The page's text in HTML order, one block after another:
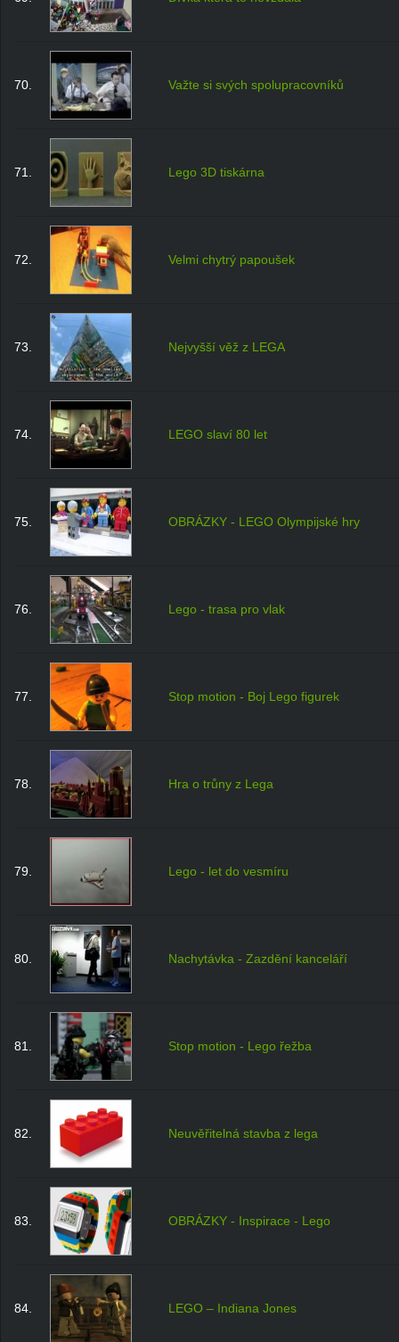
70. Važte si svých spolupracovníků
71. Lego 3D tiskárna
72. Velmi chytrý papoušek
73. Nejvyšší věž z LEGA
74. LEGO slaví 80 let
75. OBRÁZKY - LEGO Olympijské hry
76. Lego - trasa pro vlak
77. Stop motion - Boj Lego figurek
78. Hra o trůny z Lega
79. Lego - let do vesmíru
80. Nachytávka - Zazdění kanceláří
81. Stop motion - Lego řežba
82. Neuvěřitelná stavba z lega
83. OBRÁZKY - Inspirace - Lego
84. LEGO – Indiana Jones